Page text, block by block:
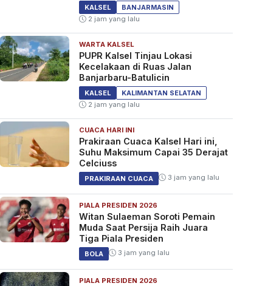
KALSEL
BANJARMASIN
2 jam yang lalu
WARTA KALSEL
PUPR Kalsel Tinjau Lokasi
Kecelakaan di Ruas Jalan
Banjarbaru-Batulicin
KALSEL
KALIMANTAN SELATAN
2 jam yang lalu
CUACA HARI INI
Prakiraan Cuaca Kalsel Hari ini,
Suhu Maksimum Capai 35 Derajat
Celciuss
PRAKIRAAN CUACA 3 jam yang lalu
PIALA PRESIDEN 2026
Witan Sulaeman Soroti Pemain
Muda Saat Persija Raih Juara
Tiga Piala Presiden
BOLA 3 jam yang lalu
PIALA PRESIDEN 2026